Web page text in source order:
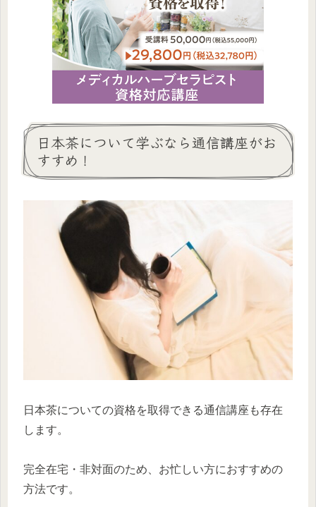
日本茶について学ぶなら通信講座がお
すすめ！
日本茶についての資格を取得できる通信講座も存在
します。
完全在宅・非対面のため、お忙しい方におすすめの
方法です。